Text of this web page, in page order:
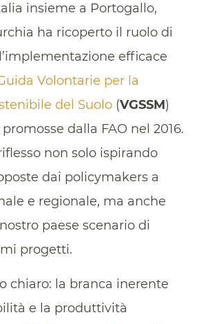
insieme a Portogallo,
ha ricoperto il ruolo di
efficace
Volontarie per la
del Suolo(VGSSM)
dalla FAO nel 2016.
non solo ispirando
dai policymakers a
e regionale, ma anche
paese scenario di
progetti.
chiaro: la branca inerente
e la produttività